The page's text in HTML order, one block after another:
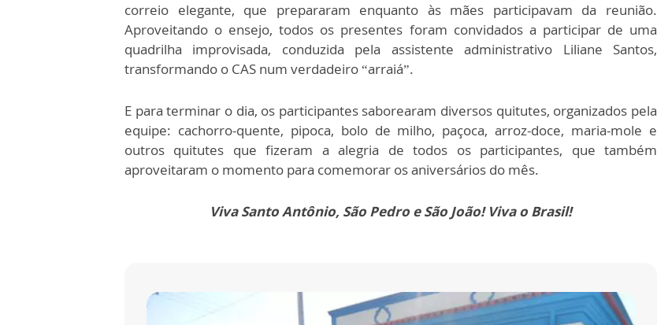
correio elegante, que prepararam enquanto às mães participavam da reunião.
Aproveitando o ensejo, todos os presentes foram convidados a participar de uma
quadrilha improvisada, conduzida pela assistente administrativo Liliane Santos,
transformando o CAS num verdadeiro “arraiá”.
E para terminar o dia, os participantes saborearam diversos quitutes, organizados pela
equipe: cachorro-quente, pipoca, bolo de milho, paçoca, arroz-doce, maria-mole e
outros quitutes que fizeram a alegria de todos os participantes, que também
aproveitaram o momento para comemorar os aniversários do mês.
Viva Santo Antônio, São Pedro e São João! Viva o Brasil!